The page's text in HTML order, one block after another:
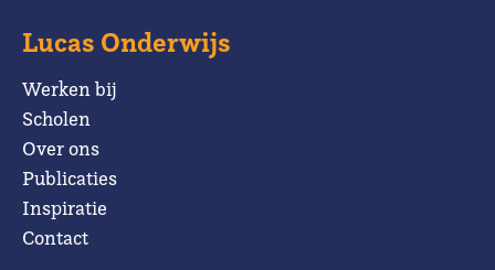
Lucas Onderwijs
Werken bij
Scholen
Over ons
Publicaties
Inspiratie
Contact